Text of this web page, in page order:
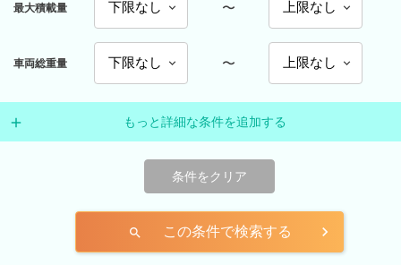
最大積載量 〜
車両総重量 〜
もっと詳細な条件を追加する
条件をクリア
search この条件で検索する